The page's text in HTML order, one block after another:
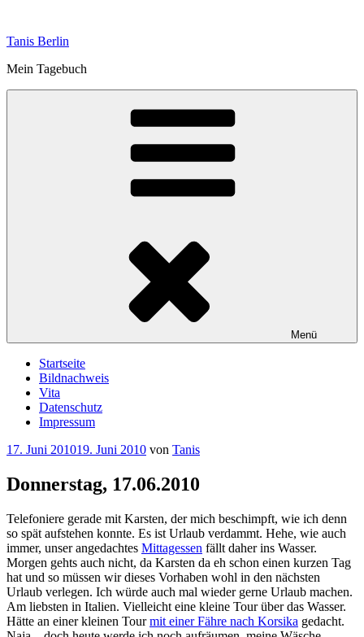
springen
Tanis Berlin
Mein Tagebuch
Menü
Startseite
Bildnachweis
Vita
Datenschutz
Impressum
Veröffentlicht
17. Juni 201019. Juni 2010 von Tanis
Donnerstag, 17.06.2010
Telefoniere gerade mit Karsten, der mich beschimpft, wie ich denn
so spät aufstehen konnte. Es ist Urlaub verdammt. Hehe, wie auch
immer, unser angedachtes Mittagessen fällt daher ins Wasser.
Morgen gehts auch nicht, da Karsten da eh schon einen kurzen Tag
hat und so müssen wir dieses Vorhaben wohl in den nächsten
Urlaub verlegen. Ich würde auch mal wieder gerne Urlaub machen.
Am liebsten in Italien. Vielleicht eine kleine Tour über das Wasser.
Hätte an einer kleinen Tourmit einer Fähre nach Korsika gedacht.